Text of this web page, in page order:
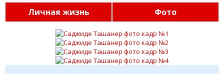
Личная жизнь
Фото